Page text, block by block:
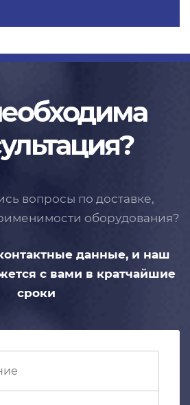
вопросы по доставке,
оборудования?
данные, и наш
с вами в кратчайшие
сроки